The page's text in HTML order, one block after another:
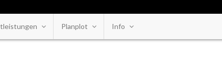
Planplot Info